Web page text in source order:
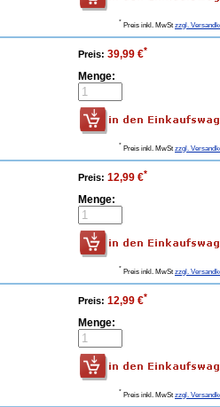
* Preis inkl. MwSt zzgl.
Preis: 39,99 €*
Menge:
* Preis inkl. MwSt zzgl.
Preis: 12,99 €*
Menge:
* Preis inkl. MwSt zzgl.
Preis: 12,99 €*
Menge:
* Preis inkl. MwSt zzgl.